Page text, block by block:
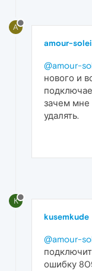
A
amour-
@amour-
нового и
зачем мне
удалять.
K
kusemkude
@amour-
ошибку